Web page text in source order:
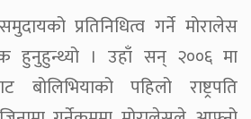
प्रतिनिधित्व गर्ने मोरालेस
हुनुहुन्थ्यो । उहाँ सन् २००६ मा
बोलिभियाको पहिलो राष्ट्रपति